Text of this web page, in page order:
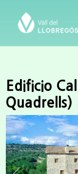
Edificio
Quadrells)